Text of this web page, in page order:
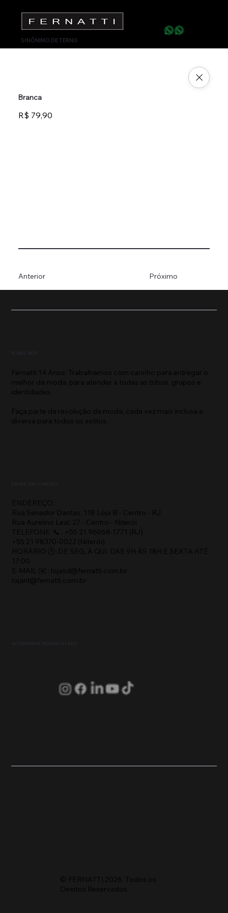
SINÔNIMO DE TERNO
Branca
R$ 79,90
Próximo
Anterior
SOBRE NÓS
Fernatti 14 Anos: Trabalhamos com carinho para entregar o
melhor da moda, para atender a todas as tribos, grupos e
identidades.
Faça parte da revolução da moda, cada vez mais inclusa e
diversa para todos os estilos.
ENTRE EM CONTATO
ENDEREÇO:
Rua Senador Dantas, 118 Loja B - Centro - RJ
Rua Aurelino Leal, 27 - Centro - Niterói
TELEFONE 📞 : +55 21 96968-1771 (RJ)
+55 21 98370-0022 (Niterói)
HORÁRIO 🕒 :DE SEG. À QUI. DAS 9H ÀS 18H E SEXTA ATÉ
17:00
E-MAIL ✉️ : lojasd@fernatti.com.br
lojant@fernatti.com.br
ACOMPANHE NOSSAS REDES
© FERNATTI 2026. Todos os
Direitos Reservados.